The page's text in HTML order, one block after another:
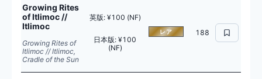
Growing Rites
of Itlimoc //
Itlimoc
Growing Rites of
Itlimoc // Itlimoc,
Cradle of the Sun
英版: ¥100 (NF)
日本版: ¥100
(NF)
レア 188